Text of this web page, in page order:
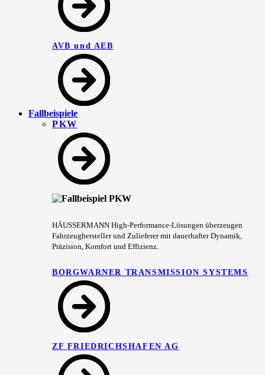
AVB und AEB
Fallbeispiele
PKW
HÄUSSERMANN High-Performance-Lösungen überzeugen
Fahrzeughersteller und Zulieferer mit dauerhafter Dynamik,
Präzision, Komfort und Effizienz.
BORGWARNER TRANSMISSION SYSTEMS
ZF FRIEDRICHSHAFEN AG